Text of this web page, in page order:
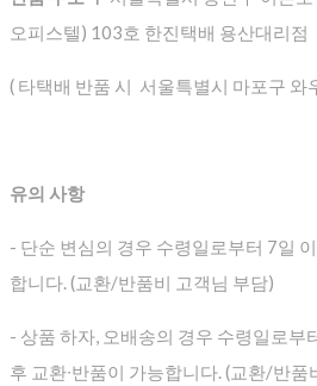
오피스텔) 103호 한진택배 용산대리점
( 타택배 반품 시 서울특별시 마포구 와
유의 사항
- 단순 변심의 경우 수령일로부터 7일
합니다. (교환/반품비 고객님 부담)
- 상품 하자, 오배송의 경우 수령일로부
후 교환∙반품이 가능합니다. (교환/반품